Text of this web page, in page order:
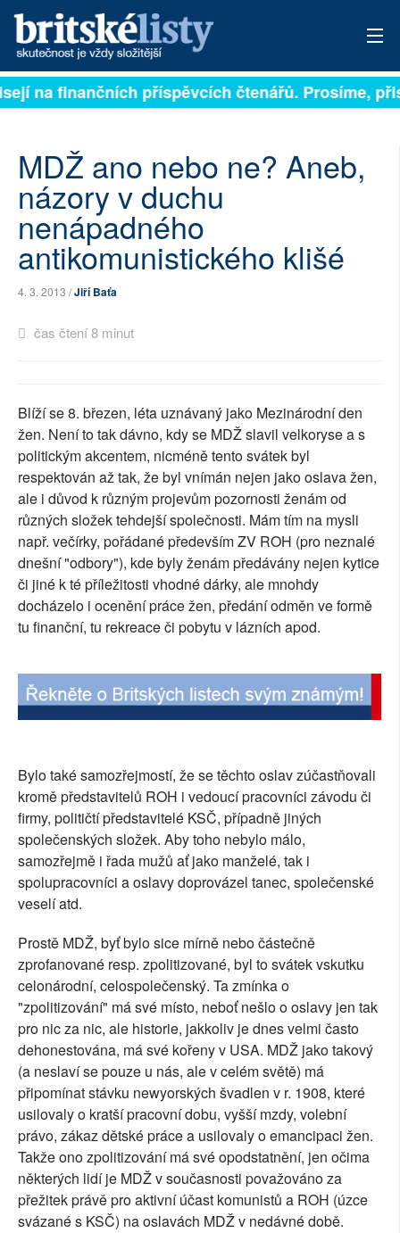
PŘIHLÁSIT
ARCHIV
ROZHOVORY
TÉMATA
NEJČTENĚJŠÍ ZA 7 DNÍ
AUTOŘI
SOCIÁLNÍ SÍTĚ
RUBRIKY
PLNÁ VERZE STRÁNEK
na finančních příspěvcích čtenářů. Prosíme,
MDŽ ano nebo ne? Aneb,
názory v duchu
nenápadného
antikomunistického klišé
4. 3. 2013 /Jiří Baťa
čas čtení 8 minut
Blíží se 8. březen, léta uznávaný jako Mezinárodní den
žen. Není to tak dávno, kdy se MDŽ slavil velkoryse a s
politickým akcentem, nicméně tento svátek byl
respektován až tak, že byl vnímán nejen jako oslava žen,
ale i důvod k různým projevům pozornosti ženám od
různých složek tehdejší společnosti. Mám tím na mysli
např. večírky, pořádané především ZV ROH (pro neznalé
dnešní "odbory"), kde byly ženám předávány nejen kytice
či jiné k té příležitosti vhodné dárky, ale mnohdy
docházelo i ocenění práce žen, předání odměn ve formě
tu finanční, tu rekreace či pobytu v lázních apod.
Bylo také samozřejmostí, že se těchto oslav zúčastňovali
kromě představitelů ROH i vedoucí pracovníci závodu či
firmy, političtí představitelé KSČ, případně jiných
společenských složek. Aby toho nebylo málo,
samozřejmě i řada mužů ať jako manželé, tak i
spolupracovníci a oslavy doprovázel tanec, společenské
veselí atd.
Prostě MDŽ, byť bylo sice mírně nebo částečně
zprofanované resp. zpolitizované, byl to svátek vskutku
celonárodní, celospolečenský. Ta zmínka o
"zpolitizování" má své místo, neboť nešlo o oslavy jen tak
pro nic za nic, ale historie, jakkoliv je dnes velmi často
dehonestována, má své kořeny v USA. MDŽ jako takový
(a neslaví se pouze u nás, ale v celém světě) má
připomínat stávku newyorských švadlen v r. 1908, které
usilovaly o kratší pracovní dobu, vyšší mzdy, volební
právo, zákaz dětské práce a usilovaly o emancipaci žen.
Takže ono zpolitizování má své opodstatnění, jen očima
některých lidí je MDŽ v současnosti považováno za
přežitek právě pro aktivní účast komunistů a ROH (úzce
svázané s KSČ) na oslavách MDŽ v nedávné době.